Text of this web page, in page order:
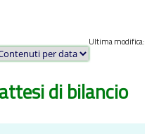
Ultima modifica:
di bilancio